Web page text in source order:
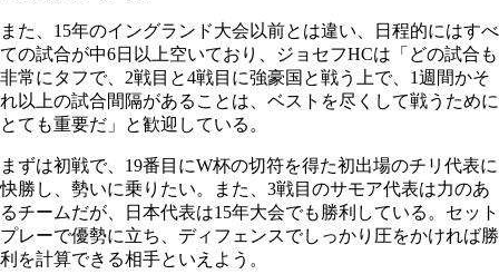
また、15年のイングランド大会以前とは違い、日程的にはすべ
ての試合が中6日以上空いており、ジョセフHCは「どの試合も
非常にタフで、2戦目と4戦目に強豪国と戦う上で、1週間かそ
れ以上の試合間隔があることは、ベストを尽くして戦うために
とても重要だ」と歓迎している。
まずは初戦で、19番目にW杯の切符を得た初出場のチリ代表に
快勝し、勢いに乗りたい。また、3戦目のサモア代表は力のあ
るチームだが、日本代表は15年大会でも勝利している。セット
プレーで優勢に立ち、ディフェンスでしっかり圧をかければ勝
利を計算できる相手といえよう。